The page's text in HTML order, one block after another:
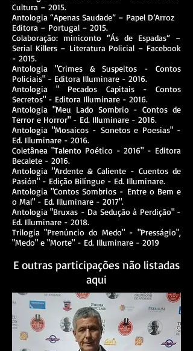
Cultura – 2015.
Antologia “Apenas Saudade” – Papel D’Arroz
Editora – Portugal – 2015.
Colaboração: miniconto “Ás de Espadas” –
Serial Killers – Literatura Policial – Facebook
- 2015.
Antologia "Crimes & Suspeitos - Contos
Policiais" - Editora Illuminare - 2016.
Antologia " Pecados Capitais - Contos
Secretos" - Editora Illuminare - 2016.
Antologia "Meu Lado Sombrio - Contos de
Terror e Horror" - Ed. Illuminare - 2016.
Antologia "Mosaicos - Sonetos e Poesias" -
Ed. Illuminare - 2016.
Coletânea "Talento Poético - 2016" - Editora
Becalete - 2016.
Antologia "Ardente & Caliente - Cuentos de
Pasión" - Edição Bilíngue - Ed. Illuminare.
Antologia "Contos Sombrios - Entre o Bem e
o Mal" - Ed. Illuminare - 2017".
Antologia "Bruxas - Da Sedução à Perdição" -
Ed. Illuminare - 2018.
Trilogia "Prenúncio do Medo" - "Presságio",
"Medo" e "Morte" - Ed. Illuminare - 2019
E outras participações não listadas
aqui